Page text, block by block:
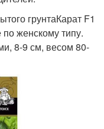
грунтаКарат F1
женскому типу.
8-9 см, весом 80-